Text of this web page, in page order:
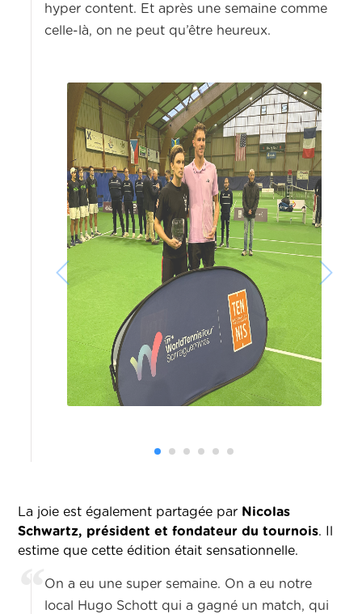
hyper content. Et après une semaine comme
celle-là, on ne peut qu’être heureux.
La joie est également partagée par Nicolas
Schwartz, président et fondateur du tournois. Il
estime que cette édition était sensationnelle.
On a eu une super semaine. On a eu notre
local Hugo Schott qui a gagné un match, qui